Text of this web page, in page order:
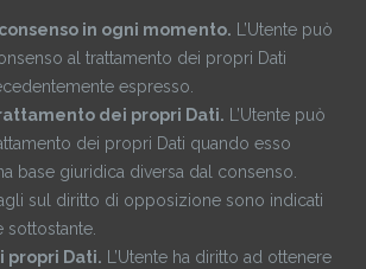
in ogni momento. L’Utente può
al trattamento dei propri Dati
espresso.
dei propri Dati. L’Utente può
dei propri Dati quando esso
base giuridica diversa dal consenso.
sul diritto di opposizione sono indicati
sottostante.
propri Dati. L’Utente ha diritto ad ottenere